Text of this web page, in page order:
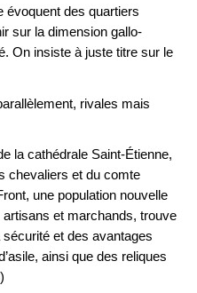
évoquent des quartiers
sur la dimension gallo-
On insiste à juste titre sur le
rivales mais
la cathédrale Saint-Étienne,
chevaliers et du comte
une population nouvelle
artisans et marchands, trouve
sécurité et des avantages
ainsi que des reliques